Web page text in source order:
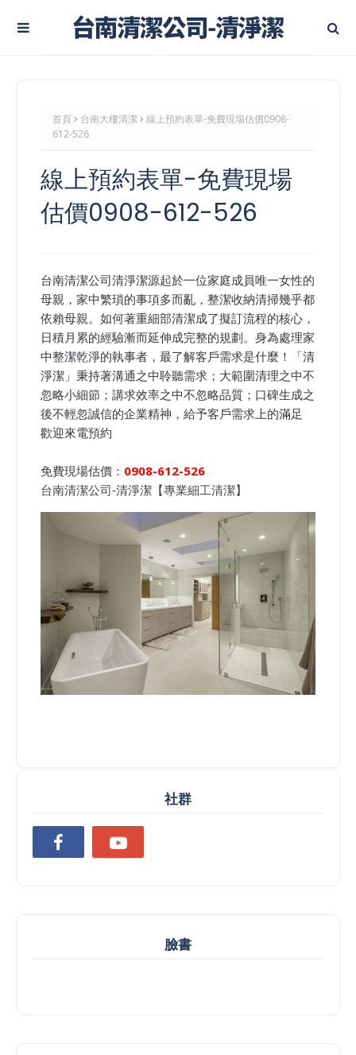
首頁 台南大樓清潔
線上預約表單-免費現場估價0908-
612-526
線上預約表單-免費現場
估價0908-612-526
台南清潔公司清淨潔源起於一位家庭成員唯一女性的
母親，家中繁瑣的事項多而亂，整潔收納清掃幾乎都
依賴母親。如何著重細部清潔成了擬訂流程的核心，
日積月累的經驗漸而延伸成完整的規劃。身為處理家
中整潔乾淨的執事者，最了解客戶需求是什麼！「清
淨潔」秉持著溝通之中聆聽需求；大範圍清理之中不
忽略小細節；講求效率之中不忽略品質；口碑生成之
後不輕忽誠信的企業精神，給予客戶需求上的滿足
歡迎來電預約
免費現場估價： 0908-612-526
台南清潔公司-清淨潔【專業細工清潔】
社群
臉書